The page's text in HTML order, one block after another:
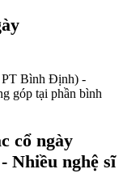
PT Bình Định) -
góp tại phần bình
cổ ngày
Nhiều nghệ sĩ